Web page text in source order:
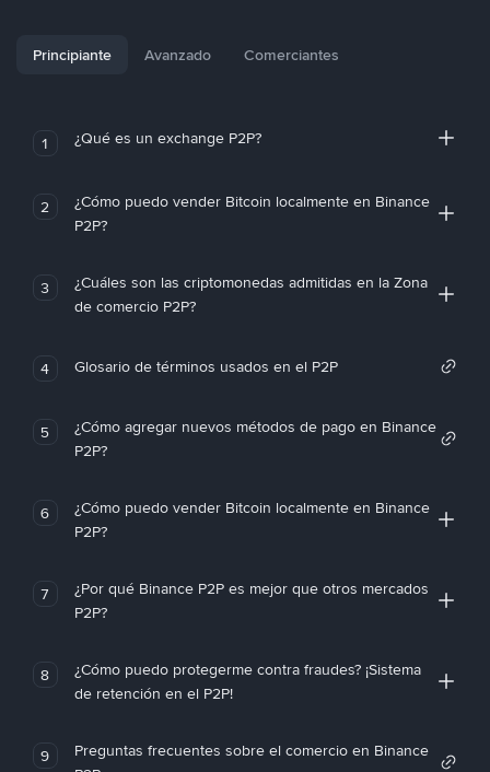
Principiante Avanzado Comerciantes
1 ¿Qué es un exchange P2P?
2
¿Cómo puedo vender Bitcoin localmente en Binance
P2P?
3
¿Cuáles son las criptomonedas admitidas en la Zona
de comercio P2P?
4 Glosario de términos usados en el P2P
5
¿Cómo agregar nuevos métodos de pago en Binance
P2P?
6
¿Cómo puedo vender Bitcoin localmente en Binance
P2P?
7
¿Por qué Binance P2P es mejor que otros mercados
P2P?
8
¿Cómo puedo protegerme contra fraudes? ¡Sistema
de retención en el P2P!
9
Preguntas frecuentes sobre el comercio en Binance